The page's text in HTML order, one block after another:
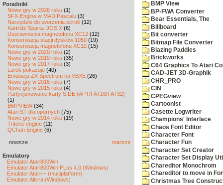
Poradniki
Nowe gry w 2026 roku (1)
SFX-Engine w MAD Pascalu (3)
Narzędzie do tworzenia scrolli (12)
Kartridż Sparta DOS X (6)
Usprawnienia magnetofonu XC12 (12)
Konserwacja stacji dysków 1050 (19)
Konserwacja magnetofonu XC12 (15)
Nowe gry w 2020 roku (2)
Nowe gry w 2019 roku (35)
Nowe gry w 2017 roku (3)
Larek pokazuje (40)
Emulacja ZX Spectrum na VBXE (26)
Nowe gry w 2016 roku (7)
Nowe gry w 2015 roku (4)
Partycjonowanie karty SIDE (APT/FAT16/FAT32)
(1)
BMPVIEW(34)
Atari ST dla opornych (75)
Nowe gry w 2014 roku (19)
Tritone engine (11)
QChan Engine (6)
nowsze starsze
Emulatory
Emulator Atari800Win
Emulator Atari800Win PLus 4.0 (Windows)
Emulator Atari++ (multiplatform)
Emulator Altirra (Windows)
BMP View
BP-FWA Converter
Bear Essentials, The
Billboard
Bit converter
Bitmap File Converter
Blazing Paddles
Brickworks
C64 Graphics To Atari
CAD-JET 3D-Graphik
CHR_PRO
CIN
CPEGview
Cartoonist
Casette Logwriter
Champions' Interlace
Chaos Font Editor
Character Font
Character Fun
Character Set Creator
Character Set Display
Chareditor Monochrom
Chareditor to move in
Christmas Tree